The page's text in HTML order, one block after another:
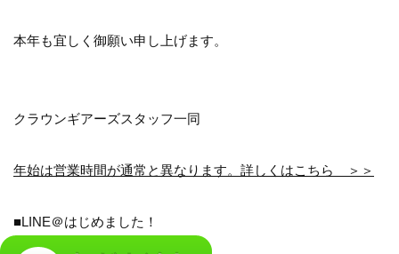
本年も宜しく御願い申し上げます。
クラウンギアーズスタッフ一同
年始は営業時間が通常と異なります。詳しくはこちら ＞＞
■LINE＠はじめました！